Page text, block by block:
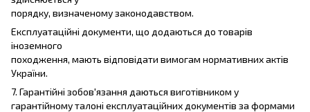
порядку, визначеному законодавством.
Експлуатаційні документи, що додаються до товарів
іноземного
походження, мають відповідати вимогам нормативних актів
України.
7. Гарантійні зобов'язання даються виготівником у
гарантійному талоні експлуатаційних документів за формами